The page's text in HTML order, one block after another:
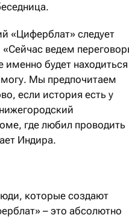
«Циферблат» следует
ведем
будет находиться
могу. Мы предпочитаем
если история есть у
где любил проводить
Индира.
которые создают
– это абсолютно